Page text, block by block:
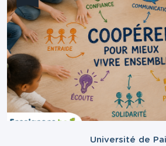
Université de